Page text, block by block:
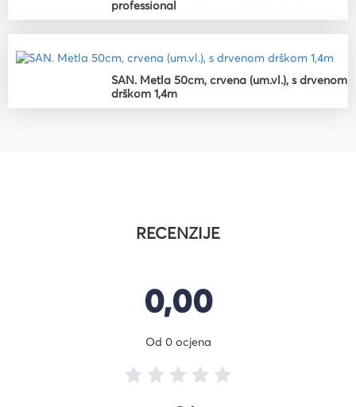
professional
SAN. Metla 50cm, crvena (um.vl.), s drvenom
drškom 1,4m
RECENZIJE
0,00
Od 0 ocjena